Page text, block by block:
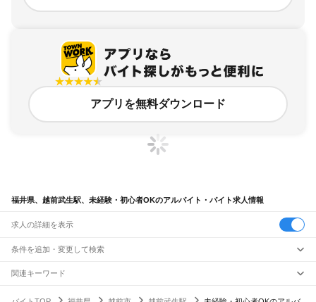
アプリを無料ダウンロード
福井県、越前武生駅、未経験・初心者OKのアルバイト・バイト求人情報
求人の詳細を表示
条件を追加・変更して検索
市区町村を追加・変更
駅を追加・変更
関連キーワード